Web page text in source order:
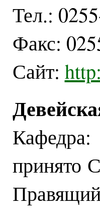
Тел.:
Факс:
Сайт:
принято
Правящий